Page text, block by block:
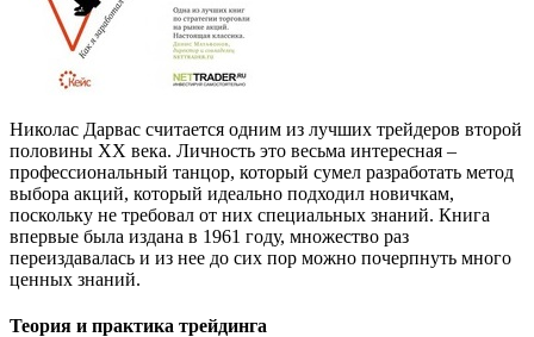
Николас Дарвас считается одним из лучших трейдеров второй
половины ХХ века. Личность это весьма интересная –
профессиональный танцор, который сумел разработать метод
выбора акций, который идеально подходил новичкам,
поскольку не требовал от них специальных знаний. Книга
впервые была издана в 1961 году, множество раз
переиздавалась и из нее до сих пор можно почерпнуть много
ценных знаний.
Теория и практика трейдинга